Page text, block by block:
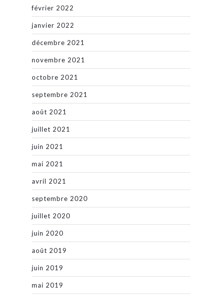
février 2022
janvier 2022
décembre 2021
novembre 2021
octobre 2021
septembre 2021
août 2021
juillet 2021
juin 2021
mai 2021
avril 2021
septembre 2020
juillet 2020
juin 2020
août 2019
juin 2019
mai 2019